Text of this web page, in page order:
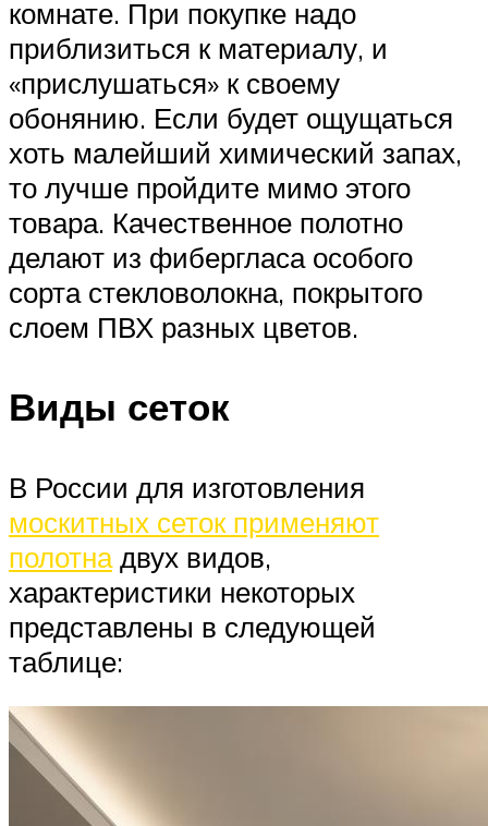
комнате. При покупке надо
приблизиться к материалу, и
«прислушаться» к своему
обонянию. Если будет ощущаться
хоть малейший химический запах,
то лучше пройдите мимо этого
товара. Качественное полотно
делают из фибергласа особого
сорта стекловолокна, покрытого
слоем ПВХ разных цветов.
Виды сеток
В России для изготовления
москитных сеток применяют
полотнадвух видов,
характеристики некоторых
представлены в следующей
таблице: